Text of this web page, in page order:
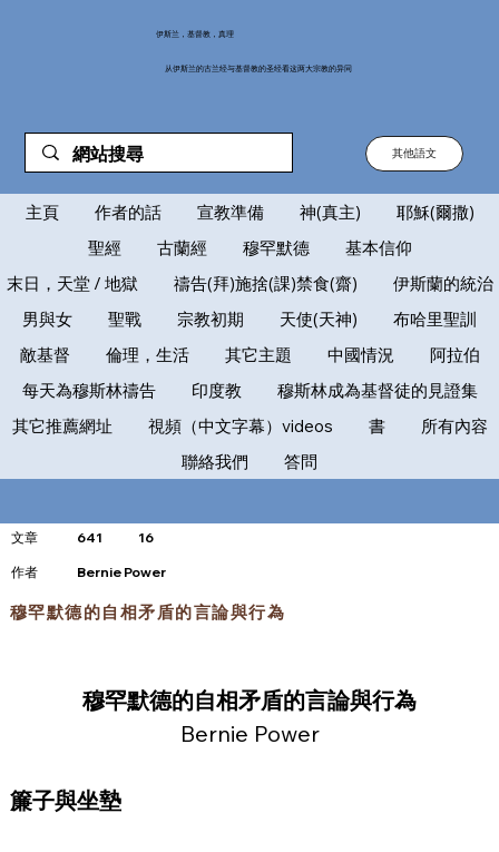
伊斯兰，基督教，真理
从伊斯兰的古兰经与基督教的圣经看这两大宗教的异同
其他語文
主頁 作者的話 宣教準備 神(真主)
耶穌(爾撒)
聖經
古蘭經 穆罕默德
基本信仰
末日，天堂 / 地獄
禱告(拜)施捨(課)禁食(齋)
伊斯蘭的統治
男與女
聖戰 宗教初期 天使(天神)
布哈里聖訓
敵基督
倫理，生活 其它主題 中國情況
阿拉伯
每天為穆斯林禱告
印度教
穆斯林成為基督徒的見證集
其它推薦網址
視頻（中文字幕）videos 書
所有內容
聯絡我們
答問
文章 641 16
​作者 Bernie Power
穆罕默德的自相矛盾的言論與行為
穆罕默德的自相矛盾的言論與行為
Bernie Power
簾子與坐墊